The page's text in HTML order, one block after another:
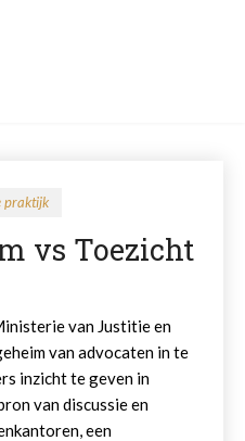
praktijk
vs Toezicht
van Justitie en
van advocaten in te
inzicht te geven in
van discussie en
een